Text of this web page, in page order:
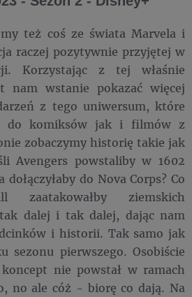
też coś ze świata Marvela i
raczej pozytywnie przyjętej w
Korzystając z tej właśnie
nam wstanie pokazać więcej
z tego uniwersum, które
do komiksów jak i filmów z
zobaczymy historię takie jak
Avengers powstaliby w 1602
do Nova Corps? Co
ziemskich
dalej i tak dalej, dając nam
i historii. Tak samo jak
sezonu pierwszego. Osobiście
nie powstał w ramach
no ale cóż - biorę co dają. Na